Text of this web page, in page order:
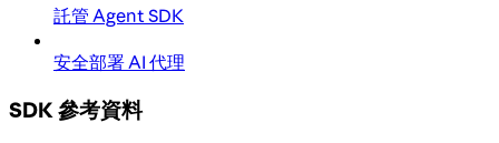
託管 Agent SDK
安全部署 AI 代理
SDK 參考資料